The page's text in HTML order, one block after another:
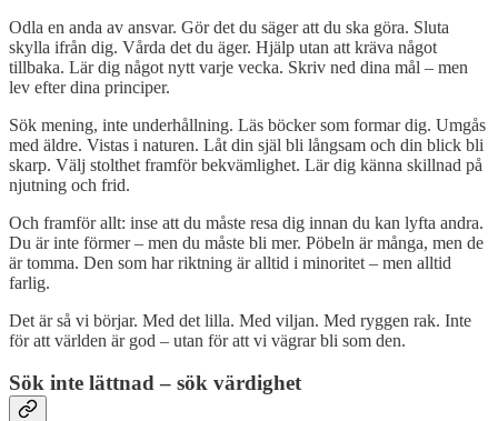
Odla en anda av ansvar. Gör det du säger att du ska göra. Sluta
skylla ifrån dig. Vårda det du äger. Hjälp utan att kräva något
tillbaka. Lär dig något nytt varje vecka. Skriv ned dina mål – men
lev efter dina principer.
Sök mening, inte underhållning. Läs böcker som formar dig. Umgås
med äldre. Vistas i naturen. Låt din själ bli långsam och din blick bli
skarp. Välj stolthet framför bekvämlighet. Lär dig känna skillnad på
njutning och frid.
Och framför allt: inse att du måste resa dig innan du kan lyfta andra.
Du är inte förmer – men du måste bli mer. Pöbeln är många, men de
är tomma. Den som har riktning är alltid i minoritet – men alltid
farlig.
Det är så vi börjar. Med det lilla. Med viljan. Med ryggen rak. Inte
för att världen är god – utan för att vi vägrar bli som den.
Sök inte lättnad – sök värdighet